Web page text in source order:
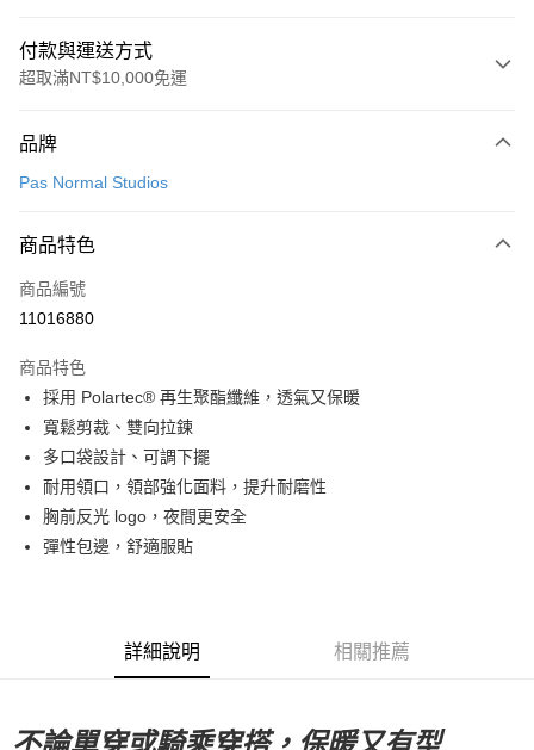
付款與運送方式
超取滿NT$10,000免運
信用卡一次付款
LINE Pay
Apple Pay
運送方式
全家店到店
每筆NT$80，滿NT$10,000(含以上)免運費
付款後全家取貨
每筆NT$80，滿NT$10,000(含以上)免運費
付款後7-11取貨
宅配
品牌
Pas Normal Studios
商品特色
商品編號
11016880
商品特色
採用 Polartec® 再生聚酯纖維，透氣又保暖
寬鬆剪裁、雙向拉鍊
多口袋設計、可調下擺
耐用領口，領部強化面料，提升耐磨性
胸前反光 logo，夜間更安全
彈性包邊，舒適服貼
詳細說明 相關推薦
不論單穿或騎乘穿搭，保暖又有型